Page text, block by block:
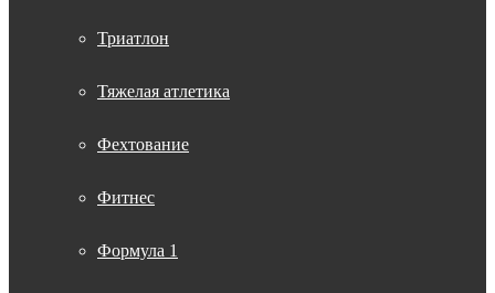
Триатлон
Тяжелая атлетика
Фехтование
Фитнес
Формула 1